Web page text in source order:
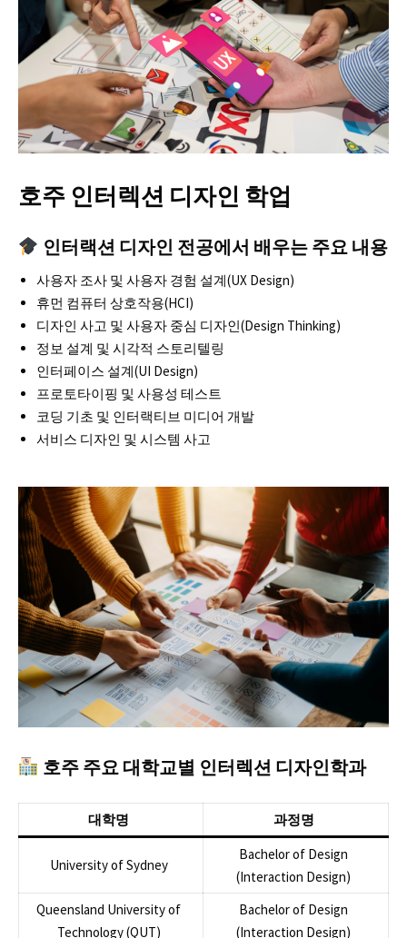
호주 인터렉션 디자인 학업
인터랙션 디자인 전공에서 배우는 주요 내용
사용자 조사 및 사용자 경험 설계(UX Design)
휴먼 컴퓨터 상호작용(HCI)
디자인 사고 및 사용자 중심 디자인(Design Thinking)
정보 설계 및 시각적 스토리텔링
인터페이스 설계(UI Design)
프로토타이핑 및 사용성 테스트
코딩 기초 및 인터랙티브 미디어 개발
서비스 디자인 및 시스템 사고
호주 주요 대학교별 인터렉션 디자인학과
대학명 과정명
University of Sydney
Bachelor of Design
(Interaction Design)
Queensland University of
Technology (QUT)
Bachelor of Design
(Interaction Design)